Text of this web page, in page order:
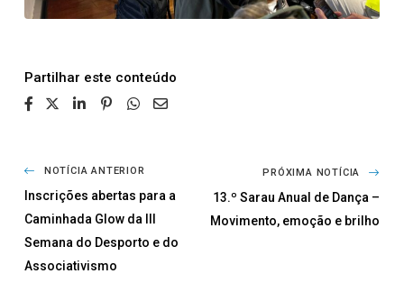
Partilhar
NOTÍCIA ANTERIOR
Inscrições abertas para a
Caminhada Glow da III
Semana do Desporto e do
Associativismo
PRÓXIMA NOTÍCIA
13.º Sarau Anual de Dança –
Movimento, emoção e brilho